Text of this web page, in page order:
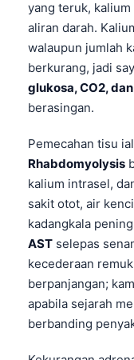
yang teruk,
aliran darah.
walaupun jumlah
berkurang, jadi
glukosa, CO2, dan
berasingan.
Pemecahan tisu
Rhabdomyolysis
kalium intrasel,
sakit otot, air
kadangkala
AST selepas
kecederaan
berpanjangan;
apabila sejarah
berbanding
Euskara
Gàidhlig
Occitan
العربية المغربية
Afrikaans
Монгол
ພາສາລາວ
Basa Jawa
ئۇيغۇرچە
Кыргызча
Татар теле
Беларуская